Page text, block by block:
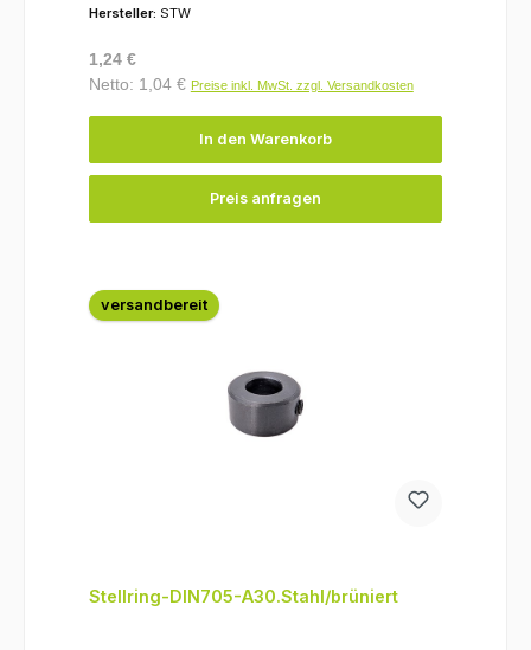
Hersteller: STW
Regulärer Preis:
1,24 €
Netto: 1,04 € Preise inkl. MwSt. zzgl. Versandkosten
In den Warenkorb
Preis anfragen
versandbereit
Stellring-DIN705-A30.Stahl/brüniert